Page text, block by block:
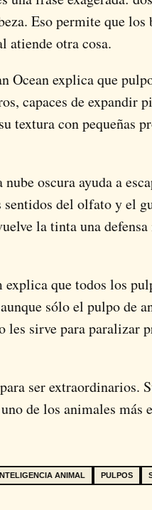
Eso permite que
atiende otra cosa.
Ocean explica que
capaces de expandir
textura con pequeñas
nube oscura ayuda a
del olfato y el
la tinta una
que todos los
sólo el pulpo de
sirve para paralizar
ser extraordinarios.
de los animales más
ANIMAL PULPOS